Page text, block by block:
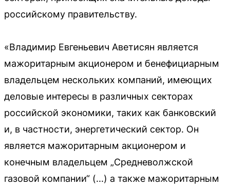
российскому правительству.
«Владимир Евгеньевич Аветисян является
мажоритарным акционером и бенефициарным
владельцем нескольких компаний, имеющих
деловые интересы в различных секторах
российской экономики, таких как банковский
и, в частности, энергетический сектор. Он
является мажоритарным акционером и
конечным владельцем „Средневолжской
газовой компании“ (...) а также мажоритарным